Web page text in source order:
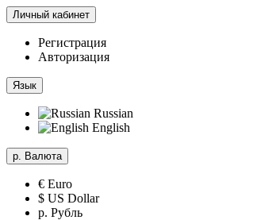
Личный кабинет
Регистрация
Авторизация
Язык
Russian
English
р. Валюта
€ Euro
$ US Dollar
р. Рубль